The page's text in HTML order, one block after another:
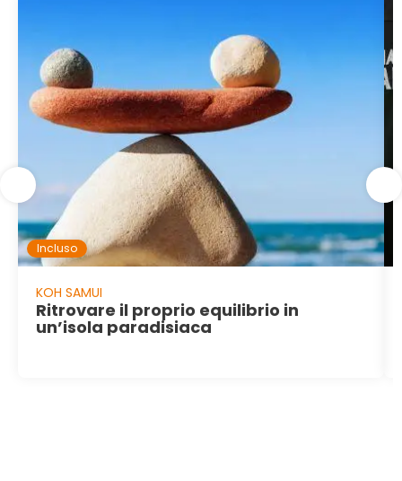
Incluso
KOH SAMUI
Ritrovare il proprio equilibrio in
un’isola paradisiaca